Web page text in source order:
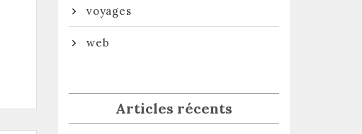
voyages
web
Articles récents